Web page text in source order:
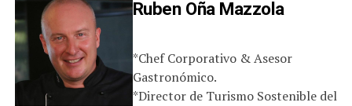
Ruben Oña Mazzola
*Chef Corporativo & Asesor
Gastronómico.
*Director de Turismo Sostenible del